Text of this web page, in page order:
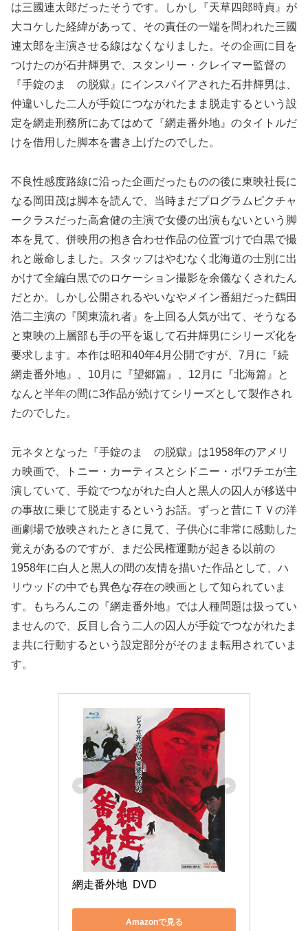
は三國連太郎だったそうです。しかし『天草四郎時貞』が
大コケした経緯があって、その責任の一端を問われた三國
連太郎を主演させる線はなくなりました。その企画に目を
つけたのが石井輝男で、スタンリー・クレイマー監督の
『手錠のまゝの脱獄』にインスパイアされた石井輝男は、
仲違いした二人が手錠につながれたまま脱走するという設
定を網走刑務所にあてはめて『網走番外地』のタイトルだ
けを借用した脚本を書き上げたのでした。
不良性感度路線に沿った企画だったものの後に東映社長に
なる岡田茂は脚本を読んで、当時まだプログラムピクチャ
ークラスだった高倉健の主演で女優の出演もないという脚
本を見て、併映用の抱き合わせ作品の位置づけで白黒で撮
れと厳命しました。スタッフはやむなく北海道の士別に出
かけて全編白黒でのロケーション撮影を余儀なくされたん
だとか。しかし公開されるやいなやメイン番組だった鶴田
浩二主演の『関東流れ者』を上回る人気が出て、そうなる
と東映の上層部も手の平を返して石井輝男にシリーズ化を
要求します。本作は昭和40年4月公開ですが、7月に『続
網走番外地』、10月に『望郷篇』、12月に『北海篇』と
なんと半年の間に3作品が続けてシリーズとして製作され
たのでした。
元ネタとなった『手錠のまゝの脱獄』は1958年のアメリ
カ映画で、トニー・カーティスとシドニー・ポワチエが主
演していて、手錠でつながれた白人と黒人の囚人が移送中
の事故に乗じて脱走するというお話。ずっと昔にＴＶの洋
画劇場で放映されたときに見て、子供心に非常に感動した
覚えがあるのですが、まだ公民権運動が起きる以前の
1958年に白人と黒人の間の友情を描いた作品として、ハ
リウッドの中でも異色な存在の映画として知られていま
す。もちろんこの『網走番外地』では人種問題は扱ってい
ませんので、反目し合う二人の囚人が手錠でつながれたま
ま共に行動するという設定部分がそのまま転用されていま
す。
網走番外地  DVD
Amazonで見る